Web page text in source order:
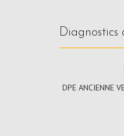
DPE ANCIENNE